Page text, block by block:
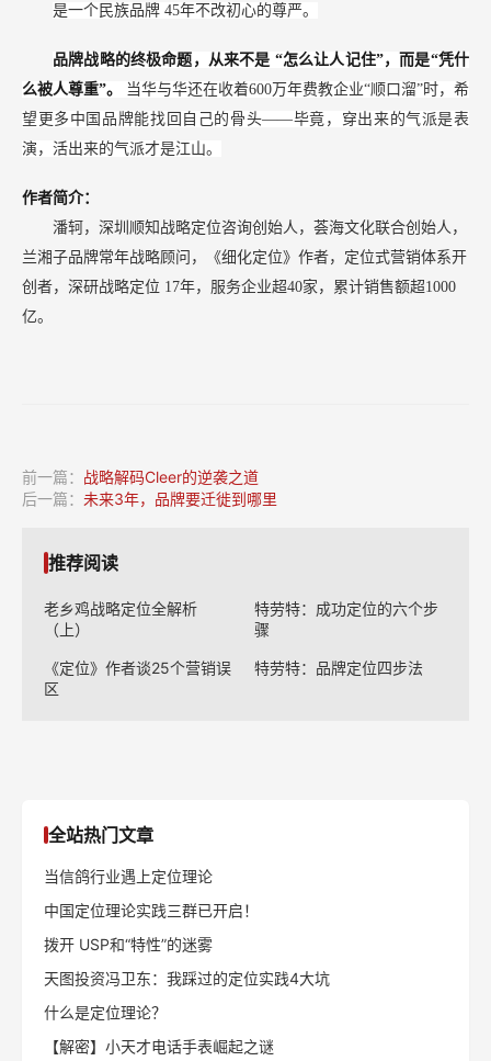
是一个民族品牌 45年不改初心的尊严。
品牌战略的终极命题，从来不是 “怎么让人记住”，而是“凭什
么被人尊重”。
当华与华还在收着600万年费教企业“顺口溜”时，希
望更多中国品牌能找回自己的骨头——毕竟，穿出来的气派是表
演，活出来的气派才是江山。
作者简介：
潘轲，深圳顺知战略定位咨询创始人，荟海文化联合创始人，
兰湘子品牌常年战略顾问，《细化定位》作者，定位式营销体系开
创者，深研战略定位 17年，服务企业超40家，累计销售额超1000
亿。
前一篇： 战略解码Cleer的逆袭之道
后一篇： 未来3年，品牌要迁徙到哪里
推荐阅读
老乡鸡战略定位全解析
（上）
特劳特：成功定位的六个步
骤
《定位》作者谈25个营销误
区
特劳特：品牌定位四步法
全站热门文章
当信鸽行业遇上定位理论
中国定位理论实践三群已开启！
拨开 USP和“特性”的迷雾
天图投资冯卫东：我踩过的定位实践4大坑
什么是定位理论？
【解密】小天才电话手表崛起之谜